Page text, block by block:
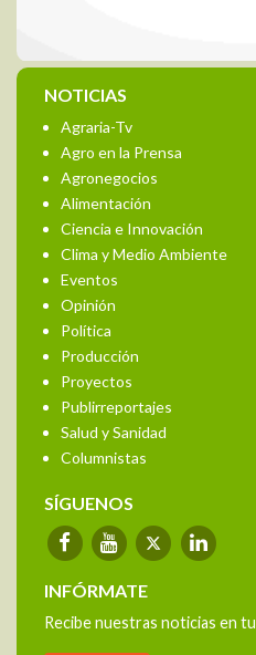
NOTICIAS
Agraria-Tv
Agro en la Prensa
Agronegocios
Alimentación
Ciencia e Innovación
Clima y Medio Ambiente
Eventos
Opinión
Política
Producción
Proyectos
Publirreportajes
Salud y Sanidad
Columnistas
SÍGUENOS
INFÓRMATE
Recibe nuestras noticias en